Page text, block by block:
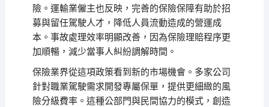
險。運輸業僱主也反映，完善的保險保障有助於招
募與留任駕駛人才，降低人員流動造成的營運成
本。事故處理效率明顯改善，因為保險理賠程序更
加順暢，減少當事人糾紛調解時間。
保險業界從這項政策看到新的市場機會。多家公司
針對職業駕駛需求開發專屬保單，提供更細緻的風
險分級費率。這種公部門與民間協力的模式，創造